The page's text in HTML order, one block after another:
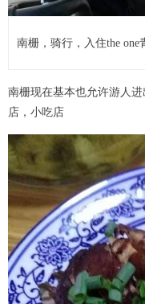
南栅，骑行，入住the one
南栅现在基本也允许游人
店，小吃店